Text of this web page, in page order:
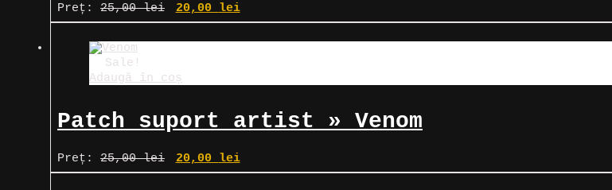
Preț: 25,00lei
Prețul
inițial
20,00 lei
curent
Sale!
Adaugă în coș
Patch suport artist » Venom
Preț: 25,00lei
Prețul
inițial
20,00 lei
curent